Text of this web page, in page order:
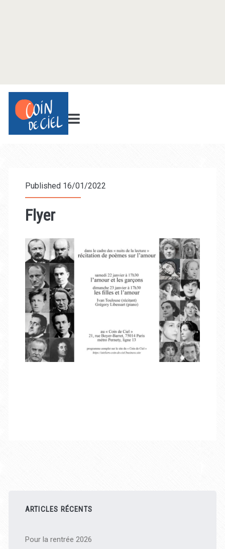
Published 16/01/2022
Flyer
latérale
principale
ARTICLES RÉCENTS
Pour la rentrée 2026